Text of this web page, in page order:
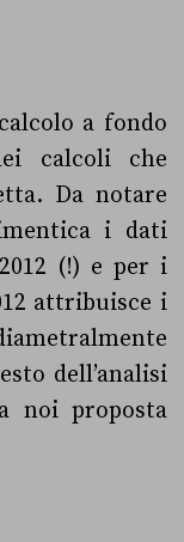
a fondo
calcoli che
Da notare
i dati
(!) e per i
attribuisce i
dell’analisi
noi proposta